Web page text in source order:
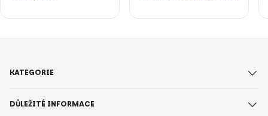
KATEGORIE
DŮLEŽITÉ INFORMACE